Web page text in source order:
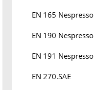
EN 165 Nespresso
EN 190 Nespresso
EN 191 Nespresso
EN 270.SAE